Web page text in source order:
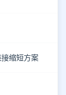
接缩短方案